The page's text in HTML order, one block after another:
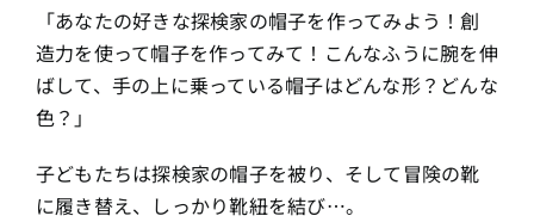
「あなたの好きな探検家の帽子を作ってみよう！創
造力を使って帽子を作ってみて！こんなふうに腕を伸
ばして、手の上に乗っている帽子はどんな形？どんな
色？」
子どもたちは探検家の帽子を被り、そして冒険の靴
に履き替え、しっかり靴紐を結び…。